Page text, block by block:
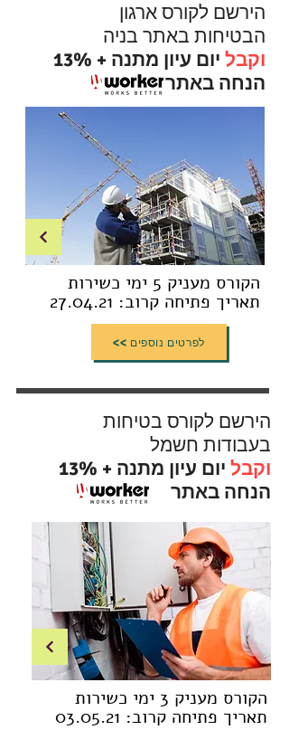
הירשם לקורס ארגון
הבטיחות באתר בניה
וקבל
יום עיון מתנה + 13%
הנחה באתר
הקורס מעניק 5 ימי כשירות
תאריך פתיחה קרוב: 27.04.21
<< לפרטים נוספים
הירשם לקורס בטיחות
בעבודות חשמל
וקבל
יום עיון מתנה + 13%
הנחה באתר
הקורס מעניק 3 ימי כשירות
תאריך פתיחה קרוב: 03.05.21